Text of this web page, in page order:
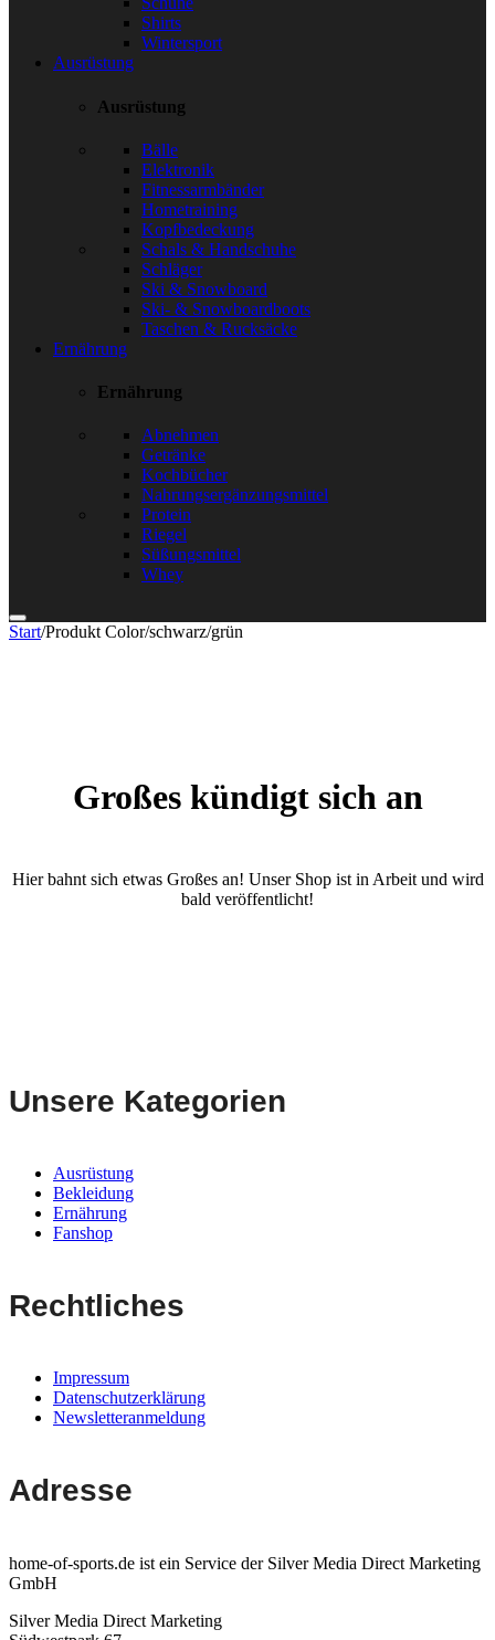
Shirts
Wintersport
Ausrüstung
Ausrüstung
Bälle
Elektronik
Fitnessarmbänder
Hometraining
Kopfbedeckung
Schals & Handschuhe
Schläger
Ski & Snowboard
Ski- & Snowboardboots
Taschen & Rucksäcke
Ernährung
Ernährung
Abnehmen
Getränke
Kochbücher
Nahrungsergänzungsmittel
Protein
Riegel
Süßungsmittel
Whey
Start/Produkt Color/schwarz/grün
Großes kündigt sich an
Hier bahnt sich etwas Großes an! Unser Shop ist in Arbeit und wird
bald veröffentlicht!
Unsere Kategorien
Ausrüstung
Bekleidung
Ernährung
Fanshop
Rechtliches
Impressum
Datenschutzerklärung
Newsletteranmeldung
Adresse
home-of-sports.de ist ein Service der Silver Media Direct Marketing
GmbH
Silver Media Direct Marketing